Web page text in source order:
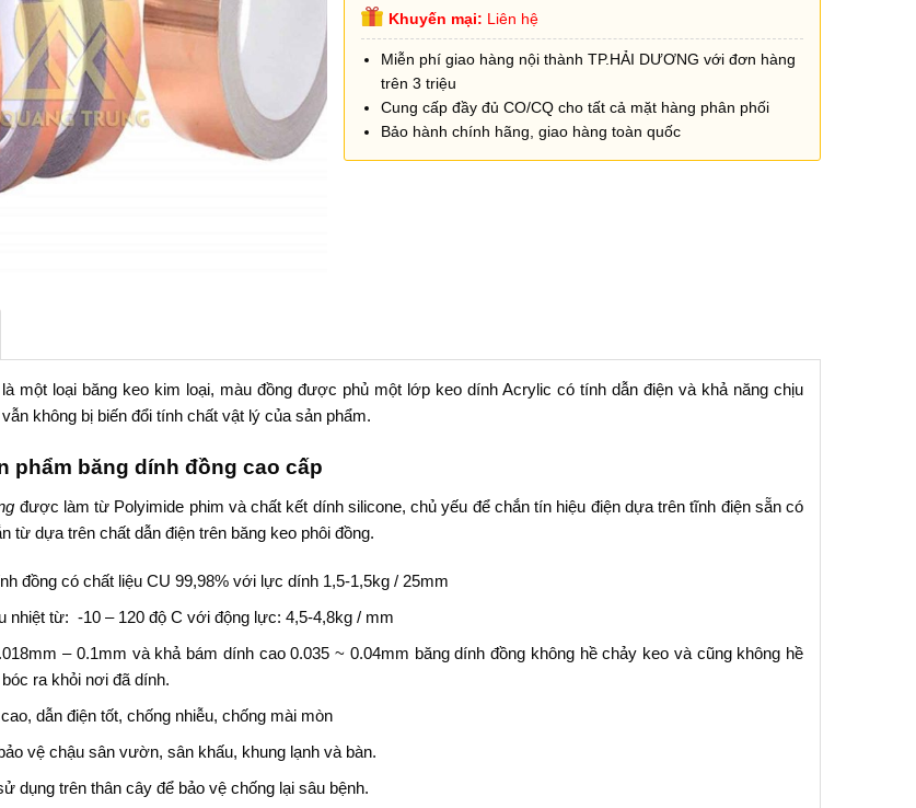
Khuyến mại: Liên hệ
Miễn phí giao hàng nội thành TP.HẢI DƯƠNG với đơn hàng
trên 3 triệu
Cung cấp đầy đủ CO/CQ cho tất cả mặt hàng phân phối
Bảo hành chính hãng, giao hàng toàn quốc
là một loại băng keo kim loại, màu đồng được phủ một lớp keo dính Acrylic có tính dẫn điện và khả năng chịu
không bị biến đổi tính chất vật lý của sản phẩm.
phẩm băng dính đồng cao cấp
được làm từ Polyimide phim và chất kết dính silicone, chủ yếu để chắn tín hiệu điện dựa trên tĩnh điện sẵn có
từ dựa trên chất dẫn điện trên băng keo phôi đồng.
đồng có chất liệu CU 99,98% với lực dính 1,5-1,5kg / 25mm
nhiệt từ: -10 – 120 độ C với động lực: 4,5-4,8kg / mm
– 0.1mm và khả bám dính cao 0.035 ~ 0.04mm băng dính đồng không hề chảy keo và cũng không hề
ra khỏi nơi đã dính.
dẫn điện tốt, chống nhiễu, chống mài mòn
vệ chậu sân vườn, sân khấu, khung lạnh và bàn.
dụng trên thân cây để bảo vệ chống lại sâu bệnh.